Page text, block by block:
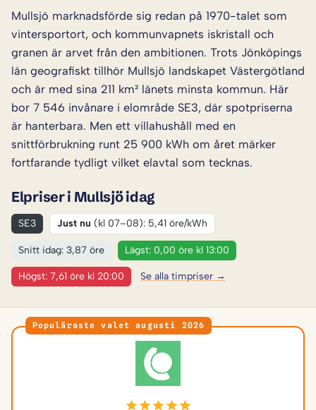
Mullsjö marknadsförde sig redan på 1970-talet som
vintersportort, och kommunvapnets iskristall och
granen är arvet från den ambitionen. Trots Jönköpings
län geografiskt tillhör Mullsjö landskapet Västergötland
och är med sina 211 km² länets minsta kommun. Här
bor 7 546 invånare i elområde SE3, där spotpriserna
är hanterbara. Men ett villahushåll med en
snittförbrukning runt 25 900 kWh om året märker
fortfarande tydligt vilket elavtal som tecknas.
Elpriser i Mullsjö idag
SE3 Just nu (kl 07–08): 5,41 öre/kWh
Snitt idag: 3,87 öre Lägst: 0,00 öre kl 13:00
Högst: 7,61 öre kl 20:00 Se alla timpriser →
Populäraste valet augusti 2026